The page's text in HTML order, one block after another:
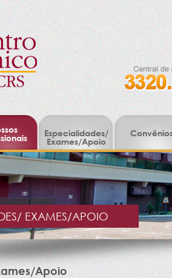
Especialidades/
Exames/Apoio
EXAMES/APOIO
Apoio